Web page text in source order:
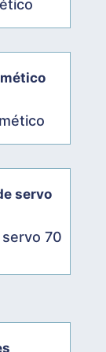
70